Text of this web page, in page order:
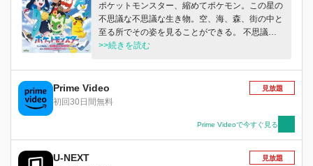
ポケットモンスター、縮めてポケモン。この星の
不思議な不思議な生き物。空、海、森、街の中と
至る所でその姿を見ることができる。 不思議な
ペンダントを持つパルデア出身の少女、リコ。謎
ロイ。 広大なポケットモンスターの世界を舞台
にリコとロイの新たな冒険が始まる！ふたりを待
ち受ける出会い、そして運命とは―！？ これ
>>続きを読む
Prime Video
初回30日間無料
見放題
Prime Videoで今すぐ見る
U-NEXT 見放題